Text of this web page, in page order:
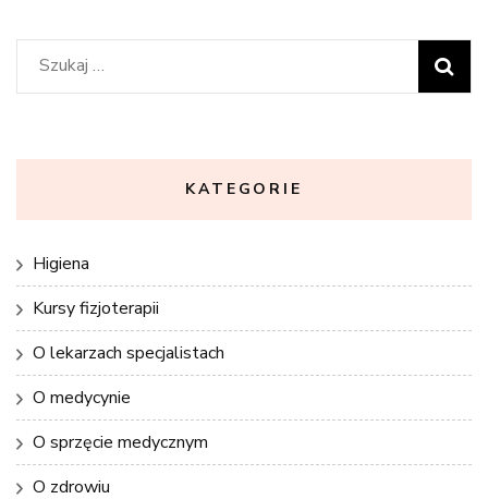
Szukaj:
KATEGORIE
Higiena
Kursy fizjoterapii
O lekarzach specjalistach
O medycynie
O sprzęcie medycznym
O zdrowiu